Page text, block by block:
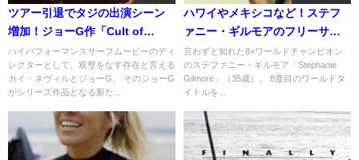
ツアー引退でタジの出演シーン
増加！ジョーG作「Cult of
Freedom」オーストラリア編
ハイパフォーマンスサーフムービーのディ
レクターとして、双璧をなす存在と言える
カイ・ネヴィルとジョーG。 そのジョーG
がシリーズ作品となる新た...
ハワイやメキシコなど！ステフ
ァニー・ギルモアのフリーサー
フィン動画
言わずと知れた8×ワールドチャンピオン
のステファニー・ギルモア「Stephanie
Gilmore」（35歳）。 8度目のワールドタ
イトルを...